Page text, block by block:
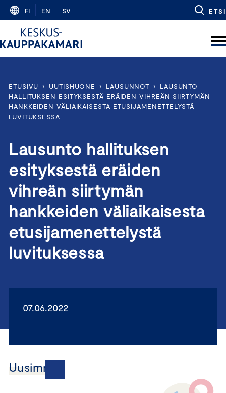
Skip
content
FI EN SV ETSI
ETUSIVU › UUTISHUONE › LAUSUNNOT ›
LAUSUNTO
HALLITUKSEN ESITYKSESTÄ ERÄIDEN VIHREÄN SIIRTYMÄN
HANKKEIDEN VÄLIAIKAISESTA ETUSIJAMENETTELYSTÄ
LUVITUKSESSA
Lausunto hallituksen
esityksestä eräiden
vihreän siirtymän
hankkeiden väliaikaisesta
etusijamenettelystä
luvituksessa
07.06.2022
Uusimmat